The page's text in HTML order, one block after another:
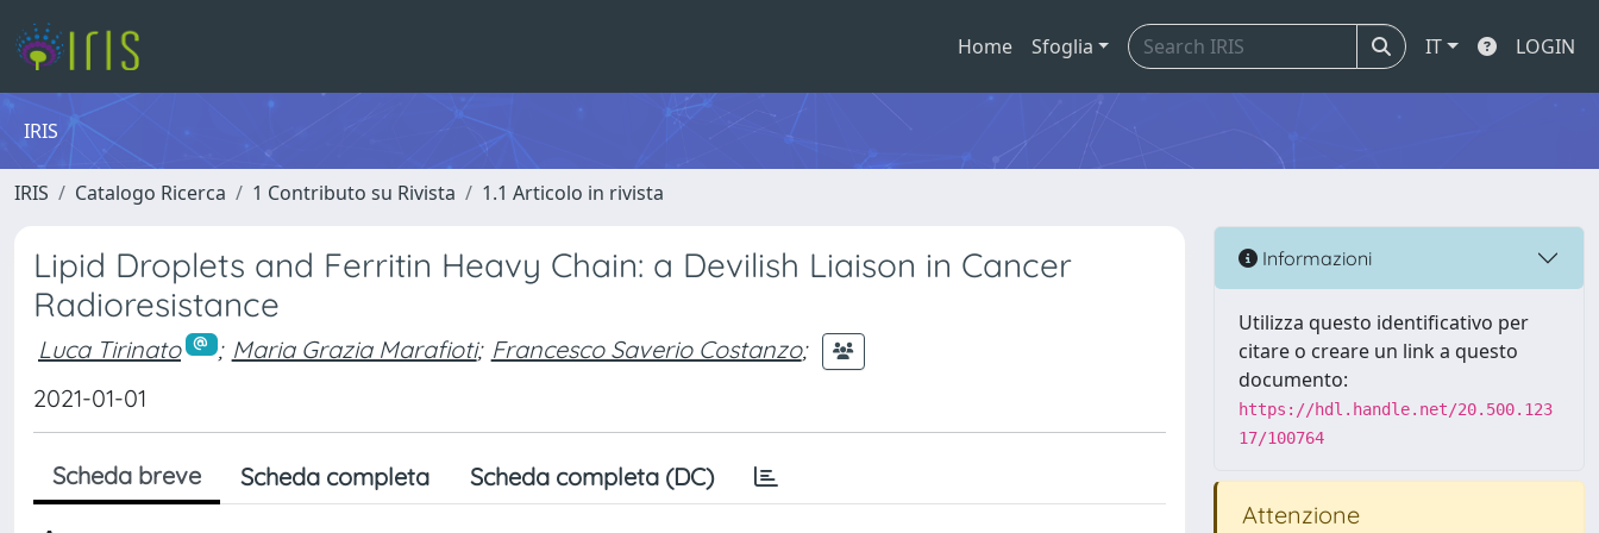
Home Sfoglia IT LOGIN
IRIS
IRIS Catalogo Ricerca 1 Contributo su Rivista 1.1 Articolo in rivista
Lipid Droplets and Ferritin Heavy Chain: a Devilish Liaison in Cancer
Radioresistance
Luca Tirinato ; Maria Grazia Marafioti; Francesco Saverio Costanzo;
2021-01-01
Scheda breve Scheda completa Scheda completa (DC)
Informazioni
Utilizza questo identificativo per
citare o creare un link a questo
documento:
https://hdl.handle.net/20.500.123
17/100764
Attenzione